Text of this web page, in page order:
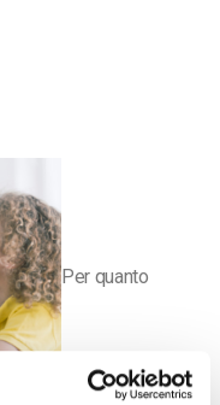
Per quanto